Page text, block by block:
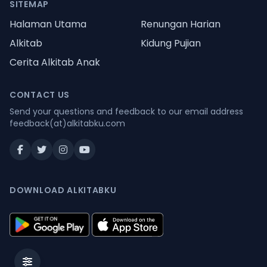
SITEMAP
Halaman Utama
Renungan Harian
Alkitab
Kidung Pujian
Cerita Alkitab Anak
CONTACT US
Send your questions and feedback to our email address
feedback(at)alkitabku.com
DOWNLOAD ALKITABKU